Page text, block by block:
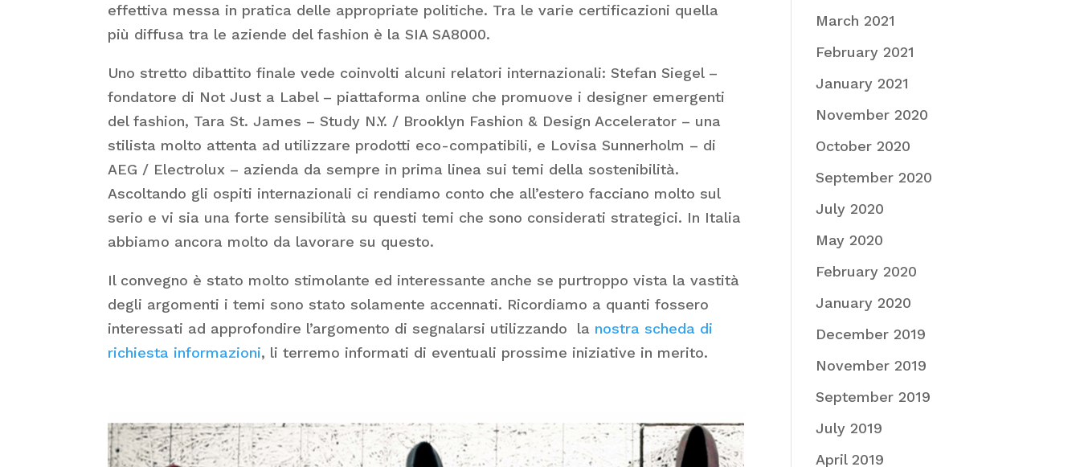
effettiva messa in pratica delle appropriate politiche. Tra le varie certificazioni quella
più diffusa tra le aziende del fashion è la SIA SA8000.
Uno stretto dibattito finale vede coinvolti alcuni relatori internazionali: Stefan Siegel –
fondatore di Not Just a Label – piattaforma online che promuove i designer emergenti
del fashion, Tara St. James – Study N.Y. / Brooklyn Fashion & Design Accelerator – una
stilista molto attenta ad utilizzare prodotti eco-compatibili, e Lovisa Sunnerholm – di
AEG / Electrolux – azienda da sempre in prima linea sui temi della sostenibilità.
Ascoltando gli ospiti internazionali ci rendiamo conto che all’estero facciano molto sul
serio e vi sia una forte sensibilità su questi temi che sono considerati strategici. In Italia
abbiamo ancora molto da lavorare su questo.
Il convegno è stato molto stimolante ed interessante anche se purtroppo vista la vastità
degli argomenti i temi sono stato solamente accennati. Ricordiamo a quanti fossero
interessati ad approfondire l’argomento di segnalarsi utilizzando la nostra scheda di
richiesta informazioni, li terremo informati di eventuali prossime iniziative in merito.
March 2021
February 2021
January 2021
November 2020
October 2020
September 2020
July 2020
May 2020
February 2020
January 2020
December 2019
November 2019
September 2019
July 2019
April 2019